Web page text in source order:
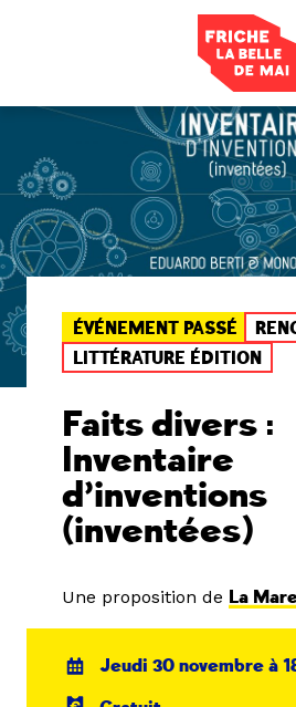
ÉVÉNEMENT PASSÉ
LITTÉRATURE ÉDITION
Faits divers :
Inventaire
d’inventions
(inventées)
Une proposition de La
Jeudi 30 novembre à
Panneau de gestion des cookies